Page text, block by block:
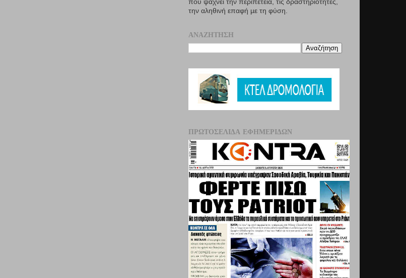
που ψάχνει την περιπέτεια, τις δραστηριότητες,
την αληθινή επαφή µε τη φύση.
ΑΝΑΖΉΤΗΣΗ
ΠΡΩΤΟΣΈΛΙΔΑ ΕΦΗΜΕΡΊΔΩΝ